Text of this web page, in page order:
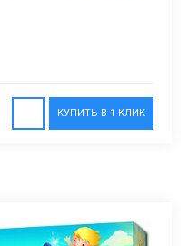
КУПИТЬ В 1 КЛИК